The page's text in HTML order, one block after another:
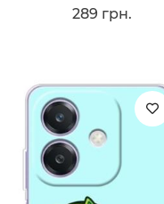
289 грн.